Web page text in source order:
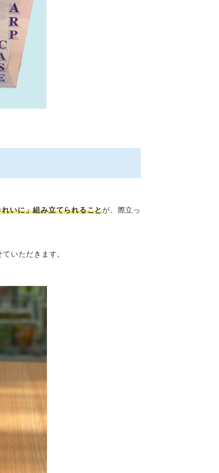
いに」組み立てられることが、際立っ
いただきます。